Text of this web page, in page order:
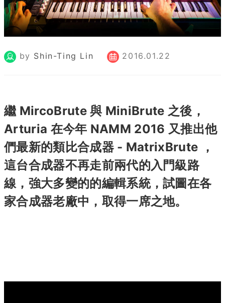
by Shin-Ting Lin 2016.01.22
繼 MircoBrute 與 MiniBrute 之後，
Arturia 在今年 NAMM 2016 又推出他
們最新的類比合成器 - MatrixBrute ，
這台合成器不再走前兩代的入門級路
線，強大多變的的編輯系統，試圖在各
家合成器老廠中，取得一席之地。